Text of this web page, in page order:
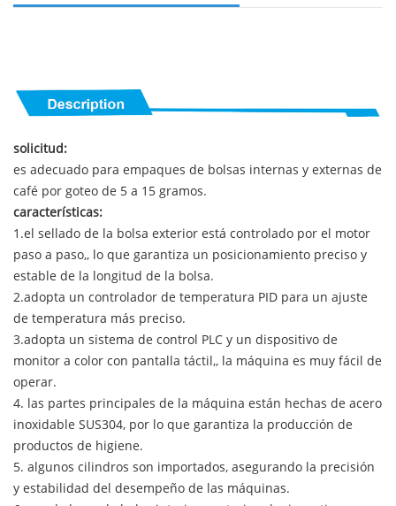
solicitud:
es adecuado para empaques de bolsas internas y externas de
café por goteo de 5 a 15 gramos.
características:
1.el sellado de la bolsa exterior está controlado por el motor
paso a paso,, lo que garantiza un posicionamiento preciso y
estable de la longitud de la bolsa.
2.adopta un controlador de temperatura PID para un ajuste
de temperatura más preciso.
3.adopta un sistema de control PLC y un dispositivo de
monitor a color con pantalla táctil,, la máquina es muy fácil de
operar.
4. las partes principales de la máquina están hechas de acero
inoxidable SUS304, por lo que garantiza la producción de
productos de higiene.
5. algunos cilindros son importados, asegurando la precisión
y estabilidad del desempeño de las máquinas.